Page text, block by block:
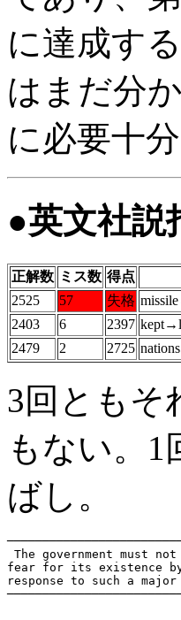
に達成す
はまだ分
に必要十
●英文社説
正解数 ミス数 得点
2525
57 失格
2403
6 2397
2479
2 2725
3回ともそ
もない。
ばし。
The government must
fear for its existence
response to such a